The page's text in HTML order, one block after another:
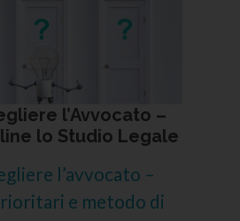
l’Avvocato –
lo Studio Legale
l’avvocato –
e metodo di